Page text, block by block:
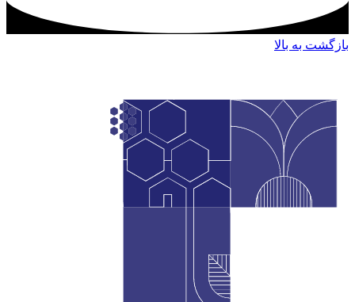
بازگشت به بالا